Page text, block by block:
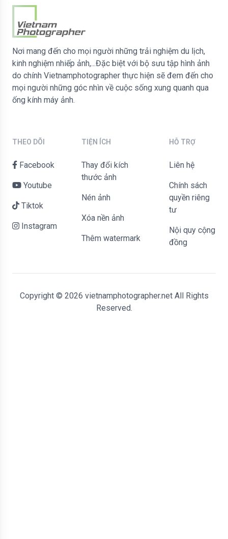
Nơi mang đến cho mọi người những trải nghiệm du lịch,
kinh nghiệm nhiếp ảnh,...Đặc biệt với bộ sưu tập hình ảnh
do chính Vietnamphotographer thực hiện sẽ đem đến cho
mọi người những góc nhìn về cuộc sống xung quanh qua
ống kính máy ảnh.
THEO DÕI
Facebook
Youtube
Tiktok
Instagram
TIỆN ÍCH
Thay đổi kích
thước ảnh
Nén ảnh
Xóa nền ảnh
Thêm watermark
HỖ TRỢ
liên hệ
Chính sách
quyền riêng
tư
Nội quy cộng
đồng
Copyright © 2026 vietnamphotographer.net All Rights
Reserved.